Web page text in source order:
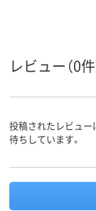
レビュー（0件
投稿されたレビュー
待ちしています。